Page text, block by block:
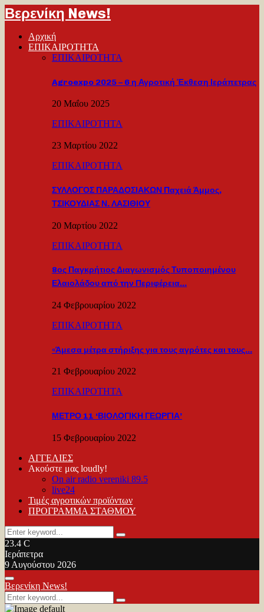
Βερενίκη News!
Αρχική
ΕΠΙΚΑΙΡΟΤΗΤΑ
ΕΠΙΚΑΙΡΟΤΗΤΑ
Agroexpo 2025 – 6 η Αγροτική Έκθεση Ιεράπετρας
20 Μαΐου 2025
ΕΠΙΚΑΙΡΟΤΗΤΑ
23 Μαρτίου 2022
ΕΠΙΚΑΙΡΟΤΗΤΑ
ΣΥΛΛΟΓΟΣ ΠΑΡΑΔΟΣΙΑΚΩΝ Παχειά Άμμος,
ΤΣΙΚΟΥΔΙΑΣ Ν. ΛΑΣΙΘΙΟΥ
20 Μαρτίου 2022
ΕΠΙΚΑΙΡΟΤΗΤΑ
8ος Παγκρήτιος Διαγωνισμός Τυποποιημένου
Ελαιολάδου από την Περιφέρεια…
24 Φεβρουαρίου 2022
ΕΠΙΚΑΙΡΟΤΗΤΑ
«Άμεσα μέτρα στήριξης για τους αγρότες και τους…
21 Φεβρουαρίου 2022
ΕΠΙΚΑΙΡΟΤΗΤΑ
ΜΕΤΡΟ 11 ‘ΒΙΟΛΟΓΙΚΗ ΓΕΩΡΓΙΑ’
15 Φεβρουαρίου 2022
ΑΓΓΕΛΙΕΣ
Ακούστε μας loudly!
On air radio vereniki 89.5
live24
Τιμές αγροτικών προϊόντων
ΠΡΟΓΡΑΜΜΑ ΣΤΑΘΜΟΥ
Search
for:
Search
23.4 C
Ιεράπετρα
9 Αυγούστου 2026
Facebook
Twitter
Youtube
Primary
Menu
Βερενίκη News!
Search
for:
Search